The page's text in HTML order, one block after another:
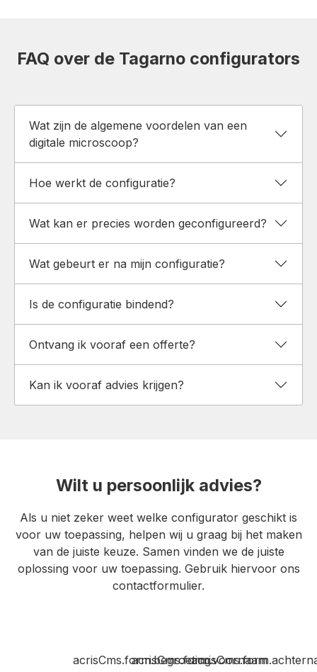
FAQ over de Tagarno configurators
Wat zijn de algemene voordelen van een
digitale microscoop?
Hoe werkt de configuratie?
Wat kan er precies worden geconfigureerd?
Wat gebeurt er na mijn configuratie?
Is de configuratie bindend?
Ontvang ik vooraf een offerte?
Kan ik vooraf advies krijgen?
Wilt u persoonlijk advies?
Als u niet zeker weet welke configurator geschikt is
voor uw toepassing, helpen wij u graag bij het maken
van de juiste keuze. Samen vinden we de juiste
oplossing voor uw toepassing. Gebruik hiervoor ons
contactformulier.
acrisCms.form.begroeting
acrisCms.form.voornaam